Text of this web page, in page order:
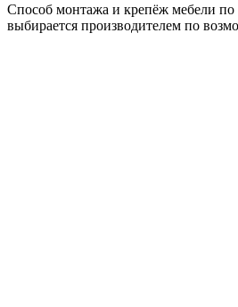
Способ монтажа и крепёж мебели по
выбирается производителем по